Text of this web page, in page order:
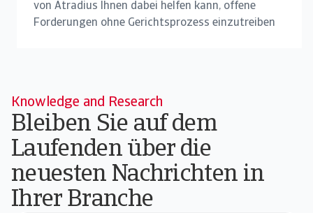
von Atradius Ihnen dabei helfen kann, offene
Forderungen ohne Gerichtsprozess einzutreiben
Knowledge and Research
Bleiben Sie auf dem
Laufenden über die
neuesten Nachrichten in
Ihrer Branche